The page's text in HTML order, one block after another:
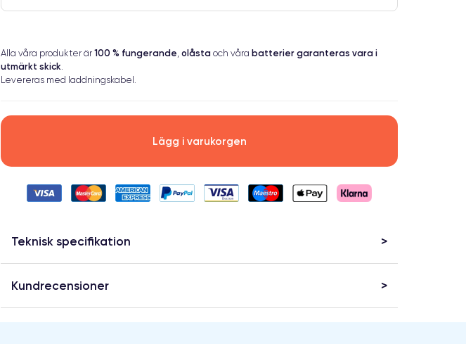
Alla våra produkter är 100 % fungerande, olåsta och våra batterier garanteras vara i
utmärkt skick.
Levereras med laddningskabel.
Lägg i varukorgen
Teknisk specifikation
Kundrecensioner